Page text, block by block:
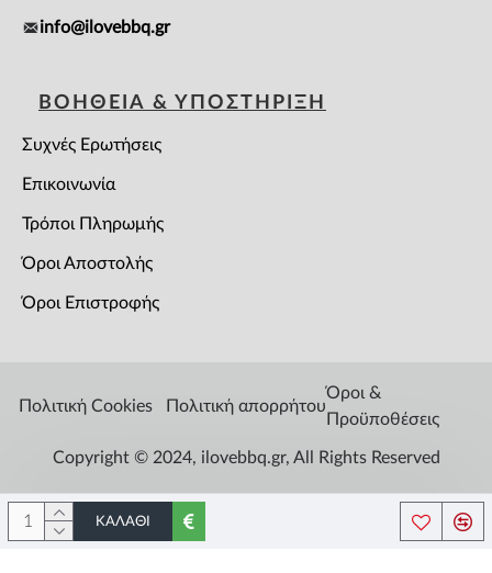
ΚΑΛΆΘΙ
info@ilovebbq.gr
ΒΟΗΘΕΙΑ & ΥΠΟΣΤΗΡΙΞΗ
Συχνές Ερωτήσεις
Επικοινωνία
Τρόποι Πληρωμής
Όροι Αποστολής
Όροι Επιστροφής
Πολιτική Cookies Πολιτική απορρήτου
Όροι &
Προϋποθέσεις
Copyright © 2024, ilovebbq.gr, All Rights Reserved